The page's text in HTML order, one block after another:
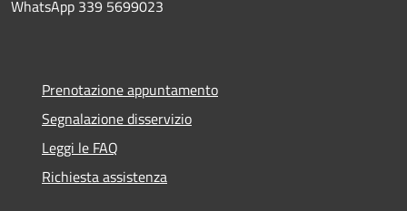
WhatsApp 339 5699023
Prenotazione appuntamento
Segnalazione disservizio
Leggi le FAQ
Richiesta assistenza